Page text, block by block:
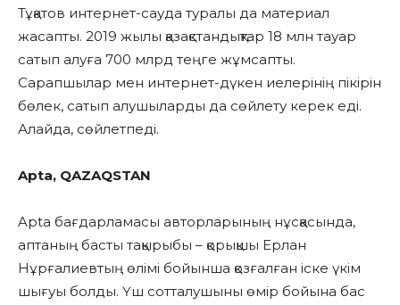
Тұқатов интернет-сауда туралы да материал
жасапты. 2019 жылы қазақстандықтар 18 млн тауар
сатып алуға 700 млрд теңге жұмсапты.
Сарапшылар мен интернет-дүкен иелерінің пікірін
бөлек, сатып алушыларды да сөйлету керек еді.
Алайда, сөйлетпеді.
Apta, QAZAQSTAN
Apta бағдарламасы авторларының нұсқасында,
аптаның басты тақырыбы – қорықшы Ерлан
Нұрғалиевтың өлімі бойынша қозғалған іске үкім
шығуы болды. Үш сотталушыны өмір бойына бас